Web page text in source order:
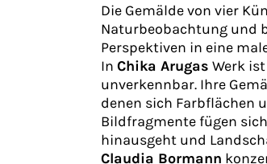
Die Gemälde von vier
Naturbeobachtung und
Perspektiven in eine
In Chika Arugas Werk
unverkennbar. Ihre
denen sich Farbflächen
Bildfragmente fügen
hinausgeht und
Claudia Bormann